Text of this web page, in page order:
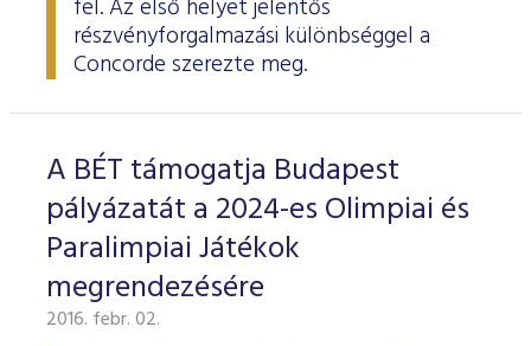
ESG Útmutató
fel. Az első helyet jelentős
részvényforgalmazási különbséggel a
Concorde szerezte meg.
A BÉT támogatja Budapest
pályázatát a 2024-es Olimpiai és
Paralimpiai Játékok
megrendezésére
2016. febr. 02.